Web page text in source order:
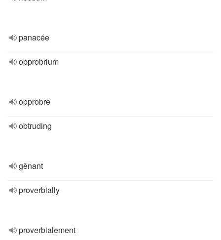
panacée
opprobrium
opprobre
obtruding
gênant
proverbially
proverbialement